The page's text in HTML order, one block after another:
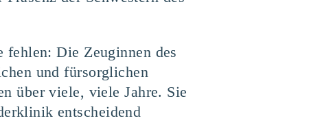
fehlen: Die Zeuginnen des
und fürsorglichen
über viele, viele Jahre. Sie
entscheidend